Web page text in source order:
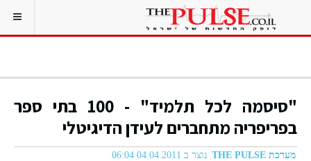
"סיסמה לכל תלמיד" - 100 בתי ספר
בפריפריה מתחברים לעידן הדיגיטלי
מערכת THE PULSE נוצר ב 04.04.2011 06:04